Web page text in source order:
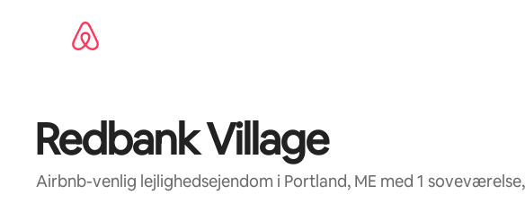
Redbank Village
Airbnb-venlig lejlighedsejendom i Portland, ME med 1